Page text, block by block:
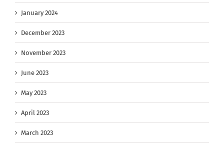
January 2024
December 2023
November 2023
June 2023
May 2023
April 2023
March 2023